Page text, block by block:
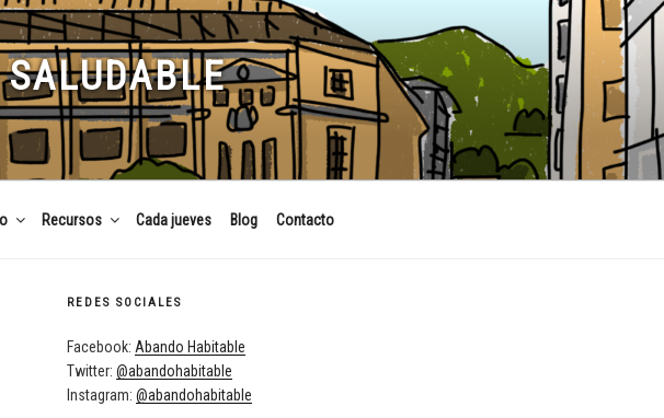
Recursos Cada jueves Blog Contacto
REDES SOCIALES
Facebook: Abando Habitable
Twitter: @abandohabitable
Instagram: @abandohabitable